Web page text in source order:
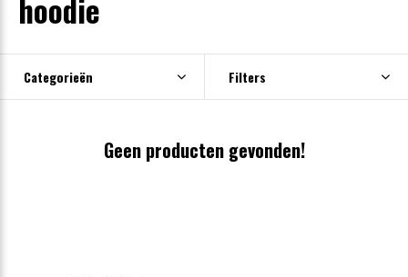
hoodie
Categorieën Filters
Geen producten gevonden!